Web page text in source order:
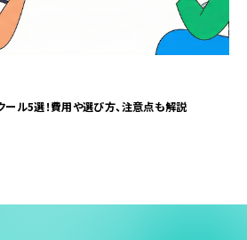
ル5選！費用や選び方、注意点も解説